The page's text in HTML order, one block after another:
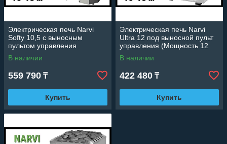
Электрическая печь Narvi
Softy 10,5 с выносным
пультом управления
(Мощность 10,5 кВт, объем
10-18 м3)
В наличии
559 790 ₸
Купить
Электрическая печь Narvi
Ultra 12 под выносной пульт
управления (Мощность 12
кВт, объем 10-18 м3)
В наличии
422 480 ₸
Купить